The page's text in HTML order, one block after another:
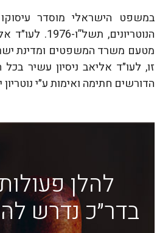
במשפט הישראלי מוסדר
הנוטריונים,
מטעם משרד המשפטים ומדינת
זו, לעו״ד אליאב ניסיון עשיר בכל
הדורשים חתימה ואימות ע״י
להלן
בדר״כ נדרש